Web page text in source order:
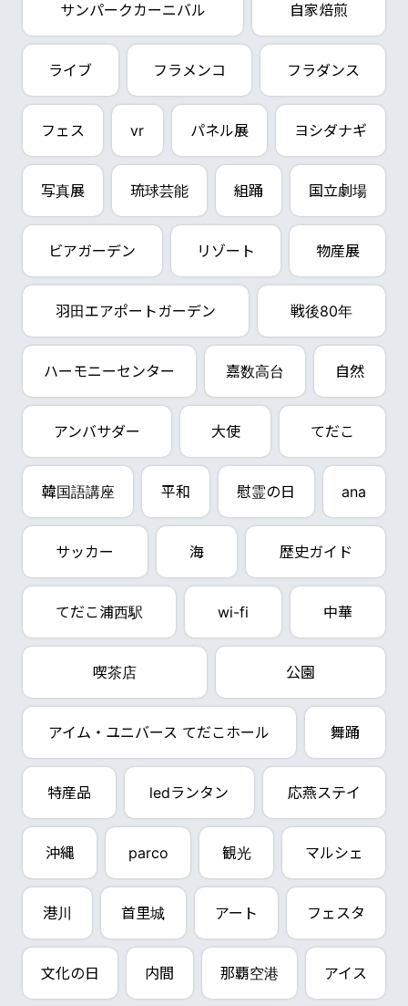
サンパークカーニバル 自家焙煎
ライブ フラメンコ フラダンス
フェス vr パネル展 ヨシダナギ
写真展 琉球芸能 組踊 国立劇場
ビアガーデン リゾート 物産展
羽田エアポートガーデン 戦後80年
ハーモニーセンター 嘉数高台 自然
アンバサダー 大使 てだこ
韓国語講座 平和 慰霊の日 ana
サッカー 海 歴史ガイド
てだこ浦西駅 wi-fi 中華
喫茶店 公園
アイム・ユニバース てだこホール 舞踊
特産品 ledランタン 応燕ステイ
沖縄 parco 観光 マルシェ
港川 首里城 アート フェスタ
文化の日 内間 那覇空港 アイス